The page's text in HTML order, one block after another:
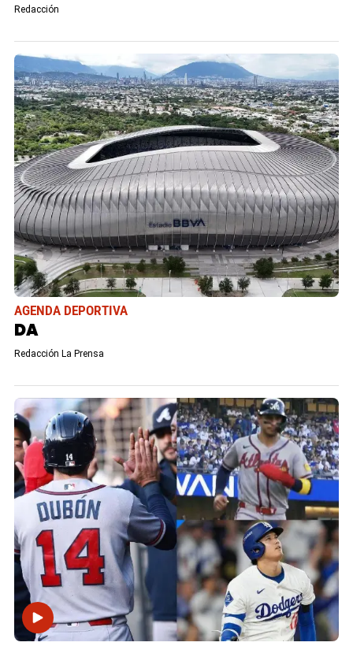
Redacción
AGENDA DEPORTIVA
DA
Redacción La Prensa